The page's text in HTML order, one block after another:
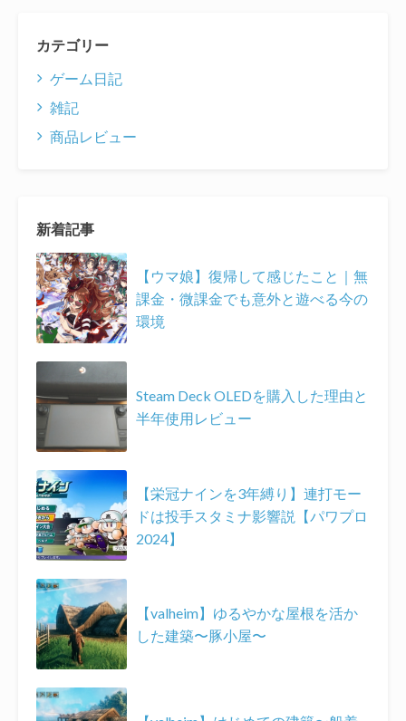
カテゴリー
ゲーム日記
雑記
商品レビュー
新着記事
【ウマ娘】復帰して感じたこと｜無
課金・微課金でも意外と遊べる今の
環境
Steam Deck OLEDを購入した理由と
半年使用レビュー
【栄冠ナインを3年縛り】連打モー
ドは投手スタミナ影響説【パワプロ
2024】
【valheim】ゆるやかな屋根を活か
した建築〜豚小屋〜